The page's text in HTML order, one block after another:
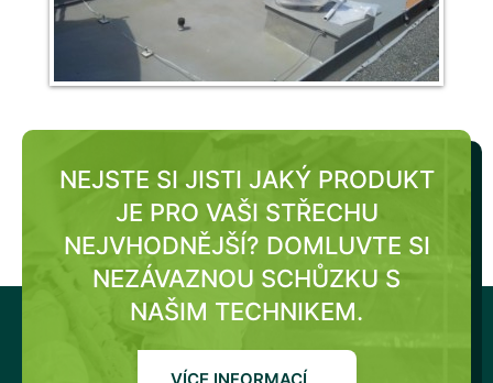
NEJSTE SI JISTI JAKÝ PRODUKT
JE PRO VAŠI STŘECHU
NEJVHODNĚJŠÍ? DOMLUVTE SI
NEZÁVAZNOU SCHŮZKU S
NAŠIM TECHNIKEM.